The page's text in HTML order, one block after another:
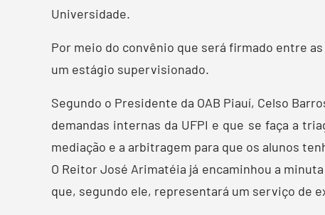
Universidade.
Por meio do convênio que será firmado entre
um estágio supervisionado.
Segundo o Presidente da OAB Piauí, Celso
demandas internas da UFPI e que se faça a
mediação e a arbitragem para que os alunos
O Reitor José Arimatéia já encaminhou a
que, segundo ele, representará um serviço de